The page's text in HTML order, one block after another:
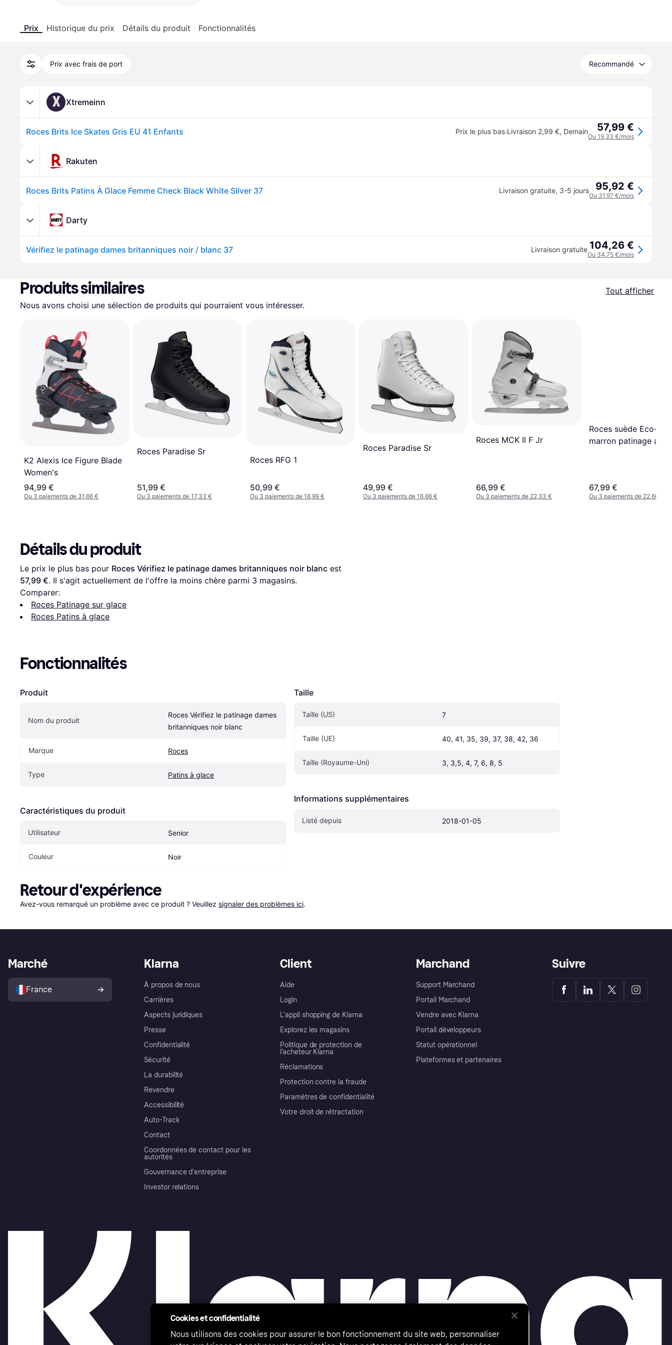
Prix Historique du prix Détails du produit Fonctionnalités
Prix avec frais de port Recommandé
X Xtremeinn
Roces Brits Ice Skates Gris EU 41 Enfants Prix le plus bas·Livraison 2,99 €, Demain 57,99 €
Ou 19,33 €/mois
Rakuten
Roces Brits Patins À Glace Femme Check Black White Silver 37 Livraison gratuite, 3-5 jours 95,92 €
Ou 31,97 €/mois
Darty
Vérifiez le patinage dames britanniques noir / blanc 37 Livraison gratuite 104,26 €
Ou 34,75 €/mois
Produits similaires
Tout afficher
Nous avons choisi une sélection de produits qui pourraient vous intéresser.
K2 Alexis Ice Figure Blade
Women's
94,99 €
Ou 3 paiements de 31,66 €
Roces Paradise Sr
51,99 €
Ou 3 paiements de 17,33 €
Roces RFG 1
50,99 €
Ou 3 paiements de 16,99 €
Roces Paradise Sr
49,99 €
Ou 3 paiements de 16,66 €
Roces MCK II F Jr
66,99 €
Ou 3 paiements de 22,33 €
Roces suède Eco-
marron patinage
67,99 €
Ou 3 paiements de 22,66 €
Détails du produit
Le prix le plus bas pour Roces Vérifiez le patinage dames britanniques noir blanc
57,99 €. Il s'agit actuellement de l'offre la moins chère parmi 3 magasins.
Comparer:
Roces Patinage sur glace
Roces Patins à glace
Fonctionnalités
Produit
Nom du produit
Roces Vérifiez le patinage dames
britanniques noir blanc
Marque Roces
Type Patins à glace
Caractéristiques du produit
Utilisateur Senior
Couleur Noir
Taille
Taille (US) 7
Taille (UE) 40, 41, 35, 39, 37, 38, 42, 36
Taille (Royaume-Uni) 3, 3,5, 4, 7, 6, 8, 5
Informations supplémentaires
Listé depuis 2018-01-05
Retour d'expérience
Avez-vous remarqué un problème avec ce produit ? Veuillez signaler des problèmes ici.
Klarna
À propos de nous
Carrières
Aspects juridiques
Presse
Confidentialité
Sécurité
La durabilité
Revendre
Accessibilité
Auto-Track
Contact
Coordonnées de contact pour les
autorités
Gouvernance d’entreprise
Investor relations
Client
Aide
Login
L'appli shopping de Klarna
Explorez les magasins
Politique de protection de
l’acheteur Klarna
Réclamations
Protection contre la fraude
Paramètres de confidentialité
Votre droit de rétractation
Marchand
Support Marchand
Portail Marchand
Vendre avec Klarna
Portail développeurs
Statut opérationnel
Plateformes et partenaires
Marché
France
Suivre
Cookies et confidentialité
Nous utilisons des cookies pour assurer le bon fonctionnement du site web, personnaliser